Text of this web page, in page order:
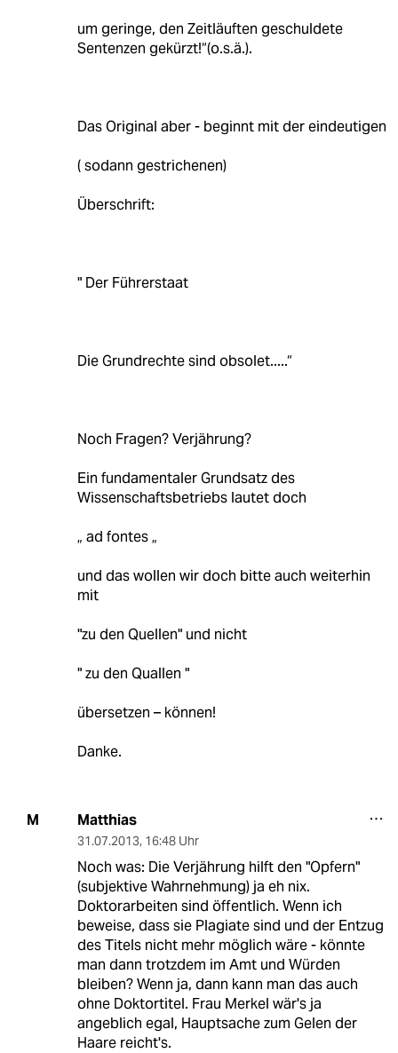
um geringe, den Zeitläuften geschuldete
Sentenzen gekürzt!“(o.s.ä.).
Das Original aber - beginnt mit der eindeutigen
( sodann gestrichenen)
Überschrift:
" Der Führerstaat
Die Grundrechte sind obsolet.....“
Noch Fragen? Verjährung?
Ein fundamentaler Grundsatz des
Wissenschaftsbetriebs lautet doch
„ ad fontes „
und das wollen wir doch bitte auch weiterhin
mit
"zu den Quellen" und nicht
" zu den Quallen "
übersetzen – können!
Danke.
M Matthias
31.07.2013, 16:48 Uhr
Noch was: Die Verjährung hilft den "Opfern"
(subjektive Wahrnehmung) ja eh nix.
Doktorarbeiten sind öffentlich. Wenn ich
beweise, dass sie Plagiate sind und der Entzug
des Titels nicht mehr möglich wäre - könnte
man dann trotzdem im Amt und Würden
bleiben? Wenn ja, dann kann man das auch
ohne Doktortitel. Frau Merkel wär's ja
angeblich egal, Hauptsache zum Gelen der
Haare reicht's.